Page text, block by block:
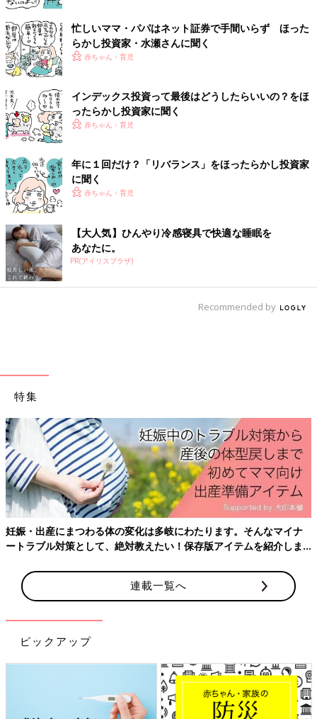
つまり、今購入しているインデックスファンドのコスト（信託報
酬）がすでに最安値クラスであるのなら、より安いファンドが出
てきても、無視してOK。あわてて乗り換える必要はまったくあ
りません。
ましてや、売却して新しく買い直すなどもってのほか。一般の口
座で投資している場合、せっかく育てた利益から約2割も税金が
とられますので、運用資産が減ってしまいます。このまま、ほっ
たらかしを続けて大きく育てましょう！
制度が変わったときは、見直してもOK
コスト以外でファンドを乗り換える理由があるとすれば、2018
年から登場した『つみたてNISA』や『iDeCo』のように、利益が
非課税になるなど、新しくお得な制度が始まったとき。制度の対
象ファンドが限定されている場合など、環境に「改革」が起きる
場面では、これから数十年の投資生活に影響が出る可能性が高い
ので、情報を集中して集め、しっかり検討したほうがよいでしょ
う。
私のブログでも、最新のコスト情報や制度についてはフォローし
ていきます。この連載でも、臨時ニュースとして、インデックス
投資中のママ・パパにお伝えできればと思います。
はい！それでは今回のまとめです。
これから、インデックス投資を始める人はすでにコストは最安値
水準。乗り換える必要はありません。安心して、ほったらかして
次回は、インデックス投資の唯一の作業、「リバランス」につい
忙しいママ・パパはネット証券で手間いらず ほった
らかし投資家・水瀬さんに聞く
赤ちゃん・育児
インデックス投資って最後はどうしたらいいの？をほ
ったらかし投資家に聞く
赤ちゃん・育児
年に１回だけ？「リバランス」をほったらかし投資家
に聞く
赤ちゃん・育児
【大人気】ひんやり冷感寝具で快適な睡眠を
あなたに。
PR(アイリスプラザ)
Recommended by
特集
妊娠・出産にまつわる体の変化は多岐にわたります。そんなマイナ
ートラブル対策として、絶対教えたい！保存版アイテムを紹介しま
連載一覧へ
ピックアップ